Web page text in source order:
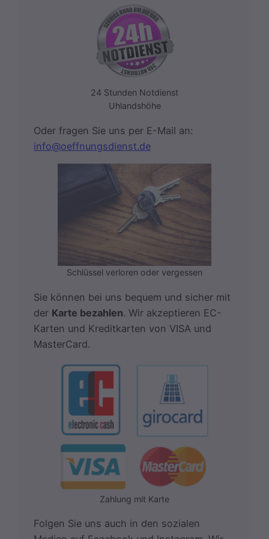
24 Stunden Notdienst
Uhlandshöhe
Oder fragen Sie uns per E-Mail an:
info@oeffnungsdienst.de
Schlüssel verloren oder vergessen
Sie können bei uns bequem und sicher mit
der Karte bezahlen. Wir akzeptieren EC-
Karten und Kreditkarten von VISA und
MasterCard.
Zahlung mit Karte
Folgen Sie uns auch in den sozialen